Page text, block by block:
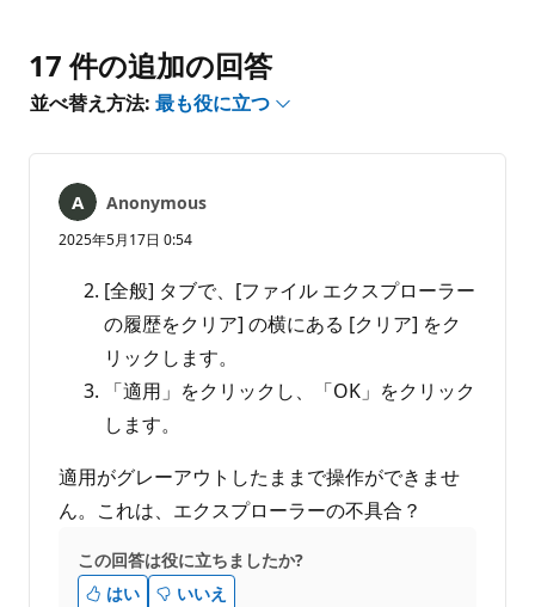
は
あ
り
せ
17 件の追加の回答
並べ替え方法: 最も役に立つ
Anonymous
2025年5月17日 0:54
[全般] タブで、[ファイル エクスプローラー
の履歴をクリア] の横にある [クリア] をク
リックします。
「適用」をクリックし、「OK」をクリック
します。
適用がグレーアウトしたままで操作ができませ
ん。これは、エクスプローラーの不具合？
この回答は役に立ちましたか?
はい
いいえ